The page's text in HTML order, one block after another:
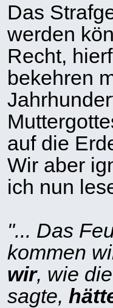
Das
werden
Recht,
bekehren
auf die
Wir aber
ich nun
"... Das
kommen
wir, wie
sagte,